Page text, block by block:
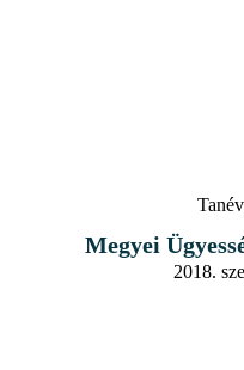
Megyei
2018.